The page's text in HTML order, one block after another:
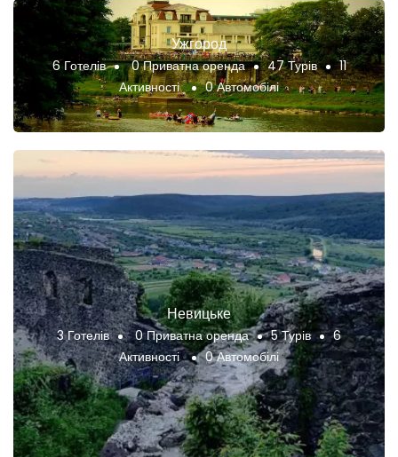
Ужгород
6 Готелів 0 Приватна оренда 47 Турів
11
Активності
0 Автомобілі
Невицьке
3 Готелів 0 Приватна оренда 5 Турів
6
Активності
0 Автомобілі